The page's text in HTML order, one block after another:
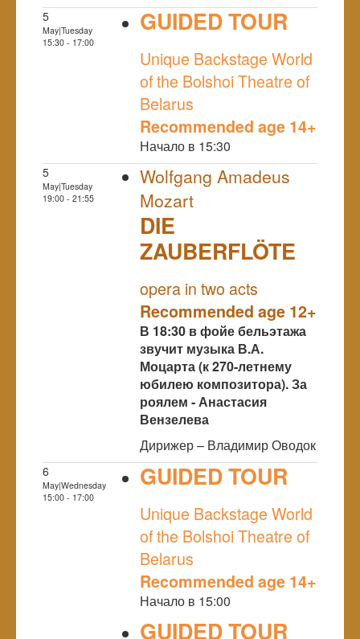
5
May|Tuesday
15:30 - 17:00
GUIDED TOUR
Unique Backstage World
of the Bolshoi Theatre of
Belarus
Recommended age 14+
Начало в 15:30
5
May|Tuesday
19:00 - 21:55
Wolfgang Amadeus
Mozart
DIE
ZAUBERFLÖTE
opera in two acts
Recommended age 12+
В 18:30 в фойе бельэтажа
звучит музыка В.А.
Моцарта (к 270-летнему
юбилею композитора). За
роялем - Анастасия
Вензелева
Дирижер – Владимир Оводок
6
May|Wednesday
15:00 - 17:00
GUIDED TOUR
Unique Backstage World
of the Bolshoi Theatre of
Belarus
Recommended age 14+
Начало в 15:00
GUIDED TOUR